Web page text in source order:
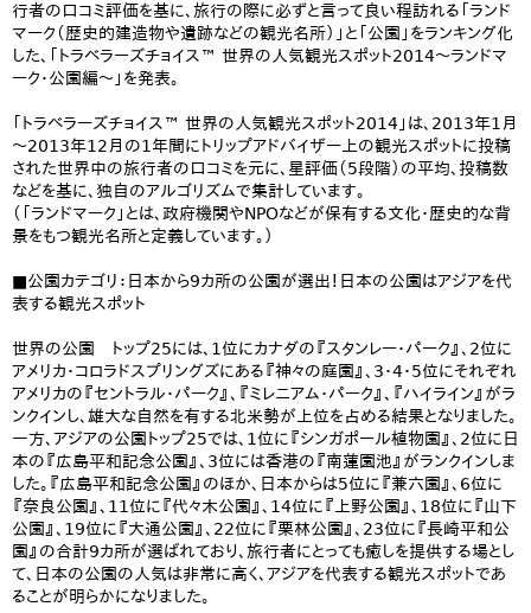
行者の口コミ評価を基に、旅行の際に必ずと言って良い程訪れる「ランド
マーク（歴史的建造物や遺跡などの観光名所）」と「公園」をランキング化
した、「トラベラーズチョイス™ 世界の人気観光スポット2014～ランドマ
ーク・公園編～」を発表。
「トラベラーズチョイス™ 世界の人気観光スポット2014」は、2013年1月
～2013年12月の1年間にトリップアドバイザー上の観光スポットに投稿
された世界中の旅行者の口コミを元に、星評価（5段階）の平均、投稿数
などを基に、独自のアルゴリズムで集計しています。
（「ランドマーク」とは、政府機関やNPOなどが保有する文化・歴史的な背
景をもつ観光名所と定義しています。）
■公園カテゴリ：日本から9カ所の公園が選出！日本の公園はアジアを代
表する観光スポット
世界の公園 トップ25には、1位にカナダの『スタンレー・パーク』、2位に
アメリカ・コロラドスプリングズにある『神々の庭園』、3・4・5位にそれぞれ
アメリカの『セントラル・パーク』、『ミレニアム・パーク』、『ハイライン』がラ
ンクインし、雄大な自然を有する北米勢が上位を占める結果となりました。
一方、アジアの公園トップ25では、1位に『シンガポール植物園』、2位に日
本の『広島平和記念公園』、3位には香港の『南蓮園池』がランクインしま
した。『広島平和記念公園』のほか、日本からは5位に『兼六園』、6位に
『奈良公園』、11位に『代々木公園』、14位に『上野公園』、18位に『山下
公園』、19位に『大通公園』、22位に『栗林公園』、23位に『長崎平和公
園』の合計9カ所が選ばれており、旅行者にとっても癒しを提供する場とし
て、日本の公園の人気は非常に高く、アジアを代表する観光スポットであ
ることが明らかになりました。